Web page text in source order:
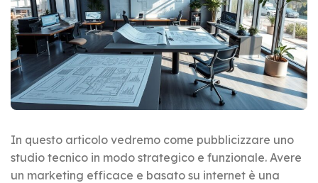
In questo articolo vedremo come pubblicizzare uno
studio tecnico in modo strategico e funzionale. Avere
un marketing efficace e basato su internet è una